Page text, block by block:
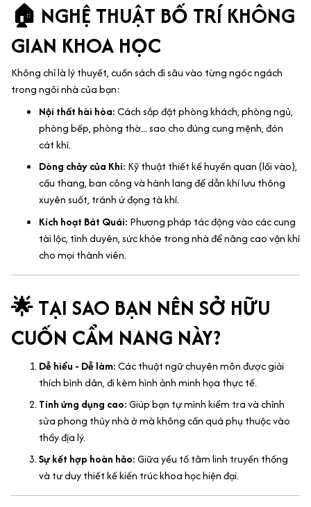
🏠 NGHỆ THUẬT BỐ TRÍ KHÔNG
GIAN KHOA HỌC
Không chỉ là lý thuyết, cuốn sách đi sâu vào từng ngóc ngách
trong ngôi nhà của bạn:
Nội thất hài hòa:Cách sắp đặt phòng khách, phòng ngủ,
phòng bếp, phòng thờ... sao cho đúng cung mệnh, đón
cát khí.
Dòng chảy của Khí: Kỹ thuật thiết kế huyền quan (lối vào),
cầu thang, ban công và hành lang để dẫn khí lưu thông
xuyên suốt, tránh ứ đọng tà khí.
Kích hoạt Bát Quái: Phương pháp tác động vào các cung
tài lộc, tình duyên, sức khỏe trong nhà để nâng cao vận khí
cho mọi thành viên.
🌟 TẠI SAO BẠN NÊN SỞ HỮU
CUỐN CẨM NANG NÀY?
Dễ hiểu - Dễ làm:Các thuật ngữ chuyên môn được giải
thích bình dân, đi kèm hình ảnh minh họa thực tế.
Tính ứng dụng cao:Giúp bạn tự mình kiểm tra và chỉnh
sửa phong thủy nhà ở mà không cần quá phụ thuộc vào
thầy địa lý.
Sự kết hợp hoàn hảo:Giữa yếu tố tâm linh truyền thống
và tư duy thiết kế kiến trúc khoa học hiện đại.